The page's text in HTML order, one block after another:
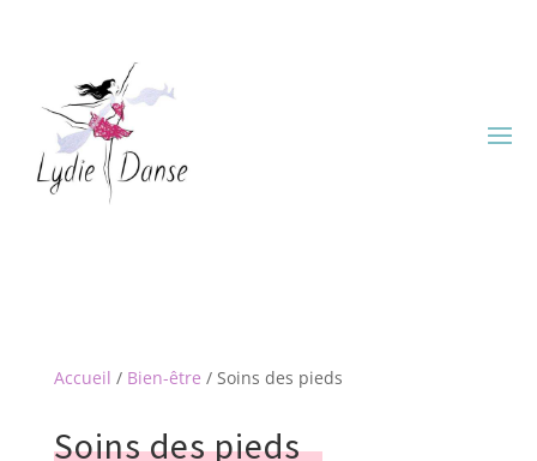
Accueil / Bien-être / Soins des pieds
Soins des pieds